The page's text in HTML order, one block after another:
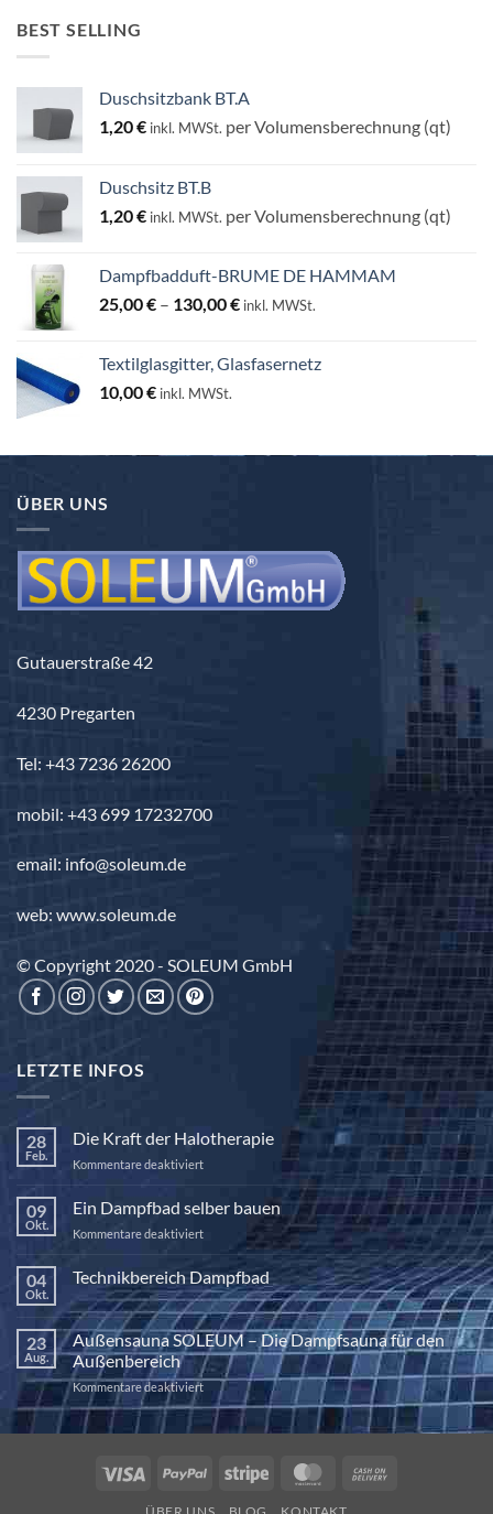
BEST SELLING
Duschsitzbank BT.A
1,20€ inkl. MWSt. per Volumensberechnung (qt)
Duschsitz BT.B
1,20€ inkl. MWSt. per Volumensberechnung (qt)
Dampfbadduft-BRUME DE HAMMAM
25,00€ – 130,00€Preisspanne:
130,00 €
inkl. MWSt.
Textilglasgitter, Glasfasernetz
10,00€ inkl. MWSt.
ÜBER UNS
Gutauerstraße 42
4230 Pregarten
Tel: +43 7236 26200
mobil: +43 699 17232700
email: info@soleum.de
web: www.soleum.de
© Copyright 2020 - SOLEUM GmbH
LETZTE INFOS
28
Feb.
Die Kraft der Halotherapie
Kommentare deaktiviertfür
Kraft
der
Halotherapie
09
Okt.
Ein Dampfbad selber bauen
Kommentare deaktiviertfür
Dampfbad
selber
bauen
04
Okt.
Technikbereich Dampfbad
Keine
Kommentare
zu
Technikbereich
Dampfbad
23
Aug.
Außensauna SOLEUM – Die Dampfsauna für den
Außenbereich
Kommentare deaktiviertfür
Außensauna
SOLEUM
Dampfsauna
Visa PayPal Stripe MasterCard